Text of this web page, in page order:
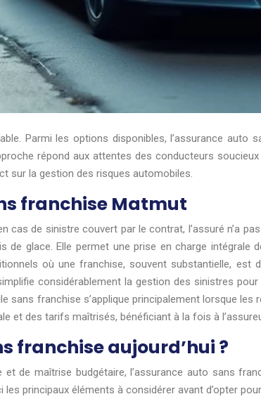
Parmi les options disponibles, l’assurance
répond aux attentes des conducteurs
sur la gestion des risques automobiles.
franchise Matmut
de sinistre couvert par le contrat, l’assuré n’a
glace. Elle permet une prise en charge
où une franchise, souvent substantielle, est
considérablement la gestion des sinistres
franchise s’applique principalement lorsque
et des tarifs maîtrisés, bénéficiant à la fois à
franchise aujourd’hui ?
de maîtrise budgétaire, l’assurance auto sans
principaux éléments à considérer avant d’opter